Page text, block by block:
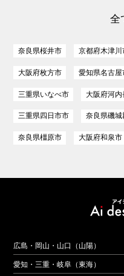
全
奈良県桜井市 京都府木津川
大阪府枚方市 愛知県名古屋
三重県いなべ市 大阪府河内
三重県四日市市 奈良県磯
奈良県橿原市 大阪府和泉市
広島・岡山・山口（山陽）
愛知・三重・岐阜（東海）